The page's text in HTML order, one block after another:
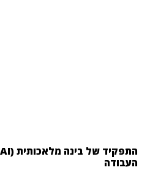
העבודה